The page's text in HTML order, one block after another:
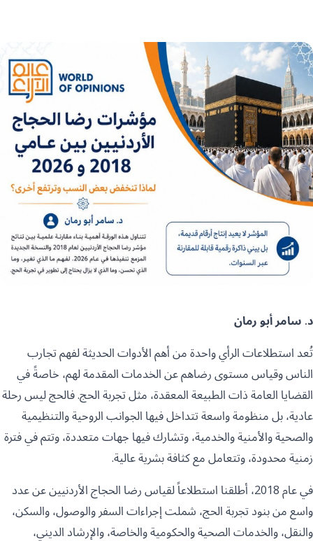
د. سامر أبو رمان
تُعد استطلاعات الرأي واحدة من أهم الأدوات الحديثة لفهم تجارب
الناس وقياس مستوى رضاهم عن الخدمات المقدمة لهم، خاصةً في
القضايا العامة ذات الطبيعة المعقدة، مثل تجربة الحج. فالحج ليس رحلة
عادية، بل منظومة واسعة تتداخل فيها الجوانب الروحية والتنظيمية
والصحية والأمنية والخدمية، وتشارك فيها جهات متعددة، وتتم في فترة
زمنية محدودة، وتتعامل مع كثافة بشرية عالية.
في عام 2018، أطلقنا استطلاعاً لقياس رضا الحجاج الأردنيين عن عدد
واسع من بنود تجربة الحج، شملت إجراءات السفر والوصول، والسكن،
والنقل، والخدمات الصحية والحكومية والخاصة، والإرشاد الديني،